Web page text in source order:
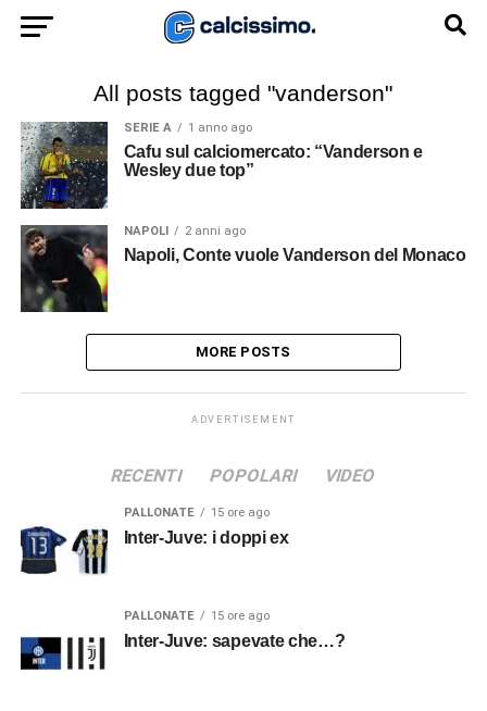
All posts tagged "vanderson"
SERIE A 1 anno ago
Cafu sul calciomercato: “Vanderson e
Wesley due top”
NAPOLI 2 anni ago
Napoli, Conte vuole Vanderson del Monaco
MORE POSTS
ADVERTISEMENT
RECENTI POPOLARI VIDEO
PALLONATE 15 ore ago
Inter-Juve: i doppi ex
PALLONATE 15 ore ago
Inter-Juve: sapevate che…?